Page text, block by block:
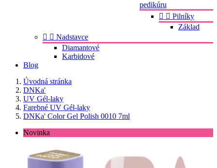
pedikúru
  Pilníky
Základ
  Nadstavce
Diamantové
Karbidové
Blog
Úvodná stránka
DNKa'
UV Gél-laky
Farebné UV Gél-laky
DNKa' Color Gel Polish 0010 7ml
Novinka